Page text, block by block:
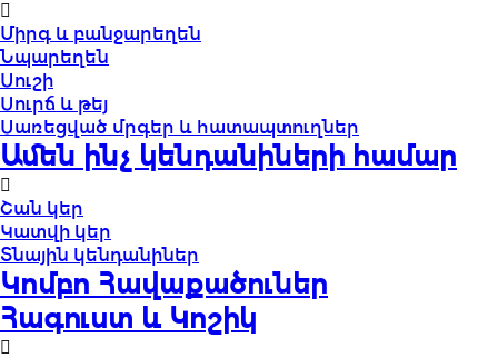
Միրգ և բանջարեղեն
Նպարեղեն
Սուշի
Սուրճ և թեյ
Սառեցված մրգեր և հատապտուղներ
Ամեն ինչ կենդանիների համար
Շան կեր
Կատվի կեր
Տնային կենդանիներ
Կոմբո Հավաքածուներ
Հագուստ և Կոշիկ